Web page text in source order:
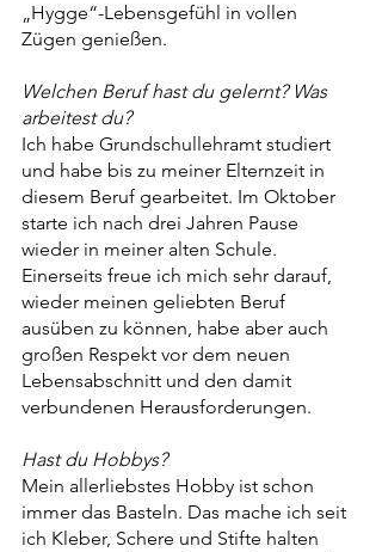
„Hygge“-Lebensgefühl in vollen
Zügen genießen.
Welchen Beruf hast du gelernt? Was
arbeitest du?
Ich habe Grundschullehramt studiert
und habe bis zu meiner Elternzeit in
diesem Beruf gearbeitet. Im Oktober
starte ich nach drei Jahren Pause
wieder in meiner alten Schule.
Einerseits freue ich mich sehr darauf,
wieder meinen geliebten Beruf
ausüben zu können, habe aber auch
großen Respekt vor dem neuen
Lebensabschnitt und den damit
verbundenen Herausforderungen.
Hast du Hobbys?
Mein allerliebstes Hobby ist schon
immer das Basteln. Das mache ich seit
ich Kleber, Schere und Stifte halten